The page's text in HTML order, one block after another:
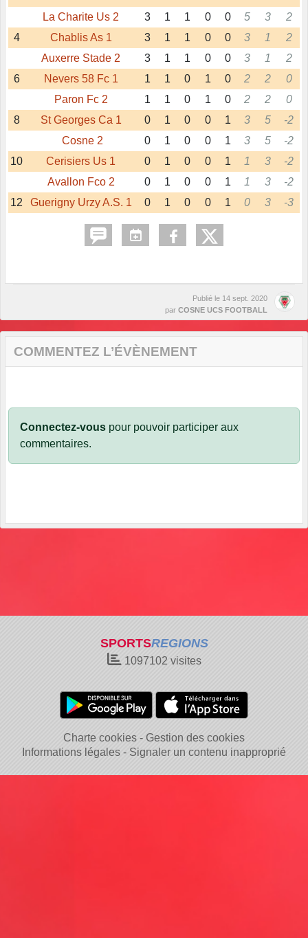
La Charite Us 2
3 1 1 0 0 5 3
2
4
Chablis As 1 3 1 1 0 0 3 1
2
Auxerre Stade 2
3 1 1 0 0 3 1
2
6
Nevers 58 Fc 1 1 1 0 1 0 2 2
0
Paron Fc 2
1 1 0 1 0 2 2
0
8
St Georges Ca 1 0 1 0 0 1 3 5
-2
Cosne 2
0 1 0 0 1 3 5
-2
10
Cerisiers Us 1 0 1 0 0 1 1 3
-2
Avallon Fco 2
0 1 0 0 1 1 3
-2
12
Guerigny Urzy A.S. 1 0 1 0 0 1 0 3 -3
Publié le 14 sept. 2020
par COSNE UCS FOOTBALL
COMMENTEZ L’ÉVÈNEMENT
Connectez-vous pour pouvoir participer aux
commentaires.
SPORTSREGIONS
1097102 visites
Charte cookies
Gestion des cookies
Informations légales
Signaler un contenu inapproprié